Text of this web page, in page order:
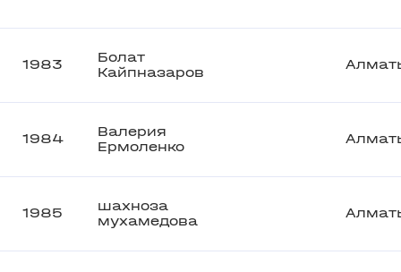
1983
Болат
Кайпназаров
1984
Валерия
Ермоленко
1985
шахноза
мухамедова